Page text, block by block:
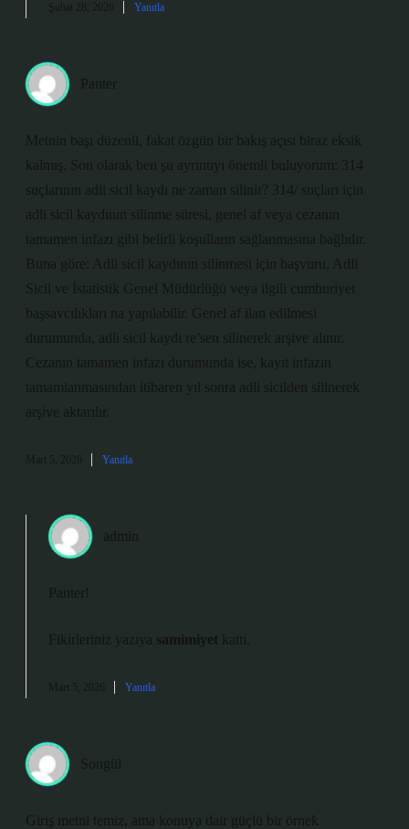
Şubat 28, 2026 Yanıtla
Panter
Metnin başı düzenli, fakat özgün bir bakış açısı biraz eksik
kalmış. Son olarak ben şu ayrıntıyı önemli buluyorum: 314
suçlarının adli sicil kaydı ne zaman silinir? 314/ suçları için
adli sicil kaydının silinme süresi, genel af veya cezanın
tamamen infazı gibi belirli koşulların sağlanmasına bağlıdır.
Buna göre: Adli sicil kaydının silinmesi için başvuru, Adli
Sicil ve İstatistik Genel Müdürlüğü veya ilgili cumhuriyet
başsavcılıkları na yapılabilir. Genel af ilan edilmesi
durumunda, adli sicil kaydı re’sen silinerek arşive alınır.
Cezanın tamamen infazı durumunda ise, kayıt infazın
tamamlanmasından itibaren yıl sonra adli sicilden silinerek
arşive aktarılır.
Mart 5, 2026 Yanıtla
admin
Panter!
Fikirleriniz yazıya samimiyet kattı.
Mart 5, 2026 Yanıtla
Songül
Giriş metni temiz, ama konuya dair güçlü bir örnek